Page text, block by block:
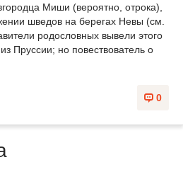
Миши (вероятно, отрока),
шведов на берегах Невы (см.
родословных вывели этого
Пруссии; но повествователь о
0